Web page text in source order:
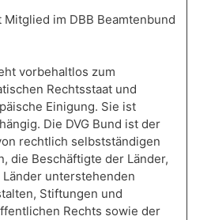
Mitglied im DBB Beamtenbund
vorbehaltlos zum
Rechtsstaat und
Einigung. Sie ist
Die DVG Bund ist der
rechtlich selbstständigen
die Beschäftigte der Länder,
unterstehenden
Stiftungen und
Rechts sowie der